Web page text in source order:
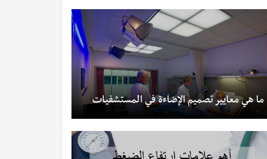
ما هي معايير تصميم الإضاءة في المستشفيات